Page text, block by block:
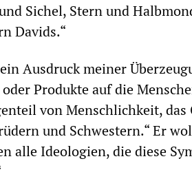
Sichel, Stern und
Davids.“
Ausdruck meiner
Produkte auf die
von Menschlichkeit, das
und Schwestern.“ Er
alle Ideologien, die diese